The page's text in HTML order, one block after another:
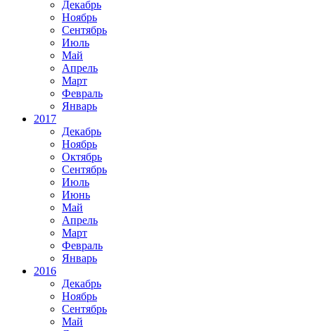
Декабрь
Ноябрь
Сентябрь
Июль
Май
Апрель
Март
Февраль
Январь
2017
Декабрь
Ноябрь
Октябрь
Сентябрь
Июль
Июнь
Май
Апрель
Март
Февраль
Январь
2016
Декабрь
Ноябрь
Сентябрь
Май